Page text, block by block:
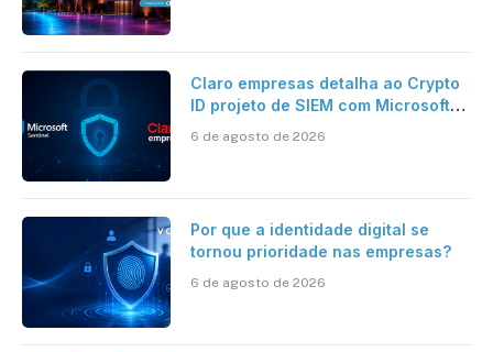
Claro empresas detalha ao Crypto
ID projeto de SIEM com Microsoft
Sentinel, IA e resposta
automatizada
6 de agosto de 2026
Por que a identidade digital se
tornou prioridade nas empresas?
6 de agosto de 2026